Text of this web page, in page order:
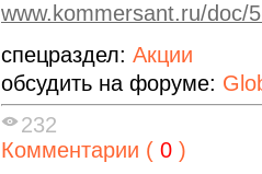
www.kommersant.ru/doc/
спецраздел: Акции
обсудить на форуме:
232
Комментарии ( 0 )